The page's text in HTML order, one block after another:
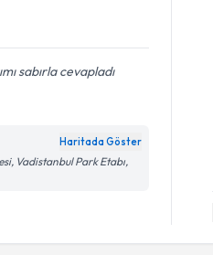
sabırla cevapladı
Haritada Göster
Vadistanbul Park Etabı,